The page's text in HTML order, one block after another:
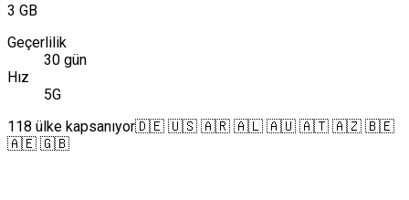
3 GB
Geçerlilik
30 gün
Hız
5G
118 ülke kapsanıyor🇩🇪 🇺🇸 🇦🇷 🇦🇱 🇦🇺 🇦🇹 🇦🇿 🇧🇪
🇦🇪 🇬🇧